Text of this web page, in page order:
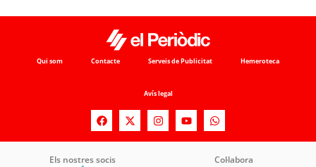
Qui som Contacte Serveis de Publicitat Hemeroteca
Avís legal
Els nostres socis Col·labora